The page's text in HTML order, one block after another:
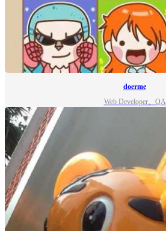
doerme
Web Developer、QA